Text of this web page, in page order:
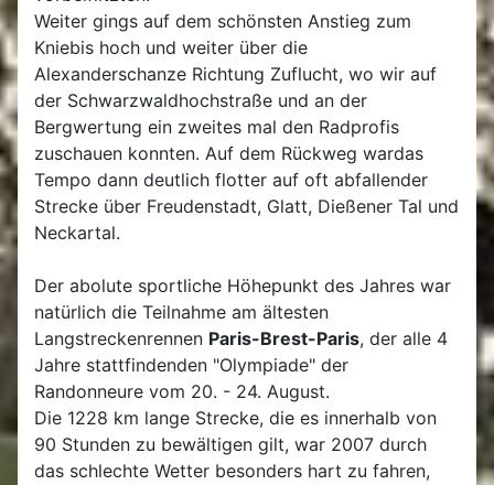
Weiter gings auf dem schönsten Anstieg zum
Kniebis hoch und weiter über die
Alexanderschanze Richtung Zuflucht, wo wir auf
der Schwarzwaldhochstraße und an der
Bergwertung ein zweites mal den Radprofis
zuschauen konnten. Auf dem Rückweg wardas
Tempo dann deutlich flotter auf oft abfallender
Strecke über Freudenstadt, Glatt, Dießener Tal und
Neckartal.
Der abolute sportliche Höhepunkt des Jahres war
natürlich die Teilnahme am ältesten
Langstreckenrennen Paris-Brest-Paris, der alle 4
Jahre stattfindenden "Olympiade" der
Randonneure vom 20. - 24. August.
Die 1228 km lange Strecke, die es innerhalb von
90 Stunden zu bewältigen gilt, war 2007 durch
das schlechte Wetter besonders hart zu fahren,